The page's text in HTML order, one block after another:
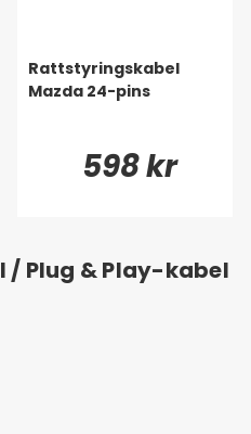
Rattstyringskabel
Mazda 24-pins
598 kr
/ Plug & Play-kabel